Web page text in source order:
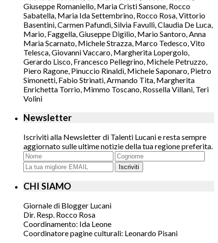
Giuseppe Romaniello, Maria Cristi Sansone, Rocco
Sabatella, Maria Ida Settembrino, Rocco Rosa, Vittorio
Basentini, Carmen Pafundi, Silvia Favulli, Claudia De Luca,
Mario, Faggella, Giuseppe Digilio, Mario Santoro, Anna
Maria Scarnato, Michele Strazza, Marco Tedesco, Vito
Telesca, Giovanni Vaccaro, Margherita Lopergolo,
Gerardo Lisco, Francesco Pellegrino, Michele Petruzzo,
Piero Ragone, Pinuccio Rinaldi, Michele Saponaro, Pietro
Simonetti, Fabio Strinati, Armando Tita, Margherita
Enrichetta Torrio, Mimmo Toscano, Rossella Villani, Teri
Volini
Newsletter
Iscriviti alla Newsletter di Talenti Lucani e resta sempre
aggiornato sulle ultime notizie della tua regione preferita.
Iscriviti
CHI SIAMO
Giornale di Blogger Lucani
Dir. Resp. Rocco Rosa
Coordinamento: Ida Leone
Coordinatore pagine culturali: Leonardo Pisani